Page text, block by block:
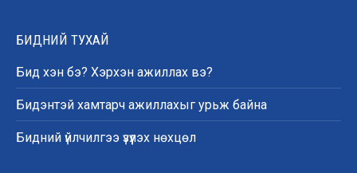
БИДНИЙ ТУХАЙ
Бид хэн бэ? Хэрхэн ажиллах вэ?
Бидэнтэй хамтарч ажиллахыг урьж байна
Бидний үйлчилгээ үзүүлэх нөхцөл